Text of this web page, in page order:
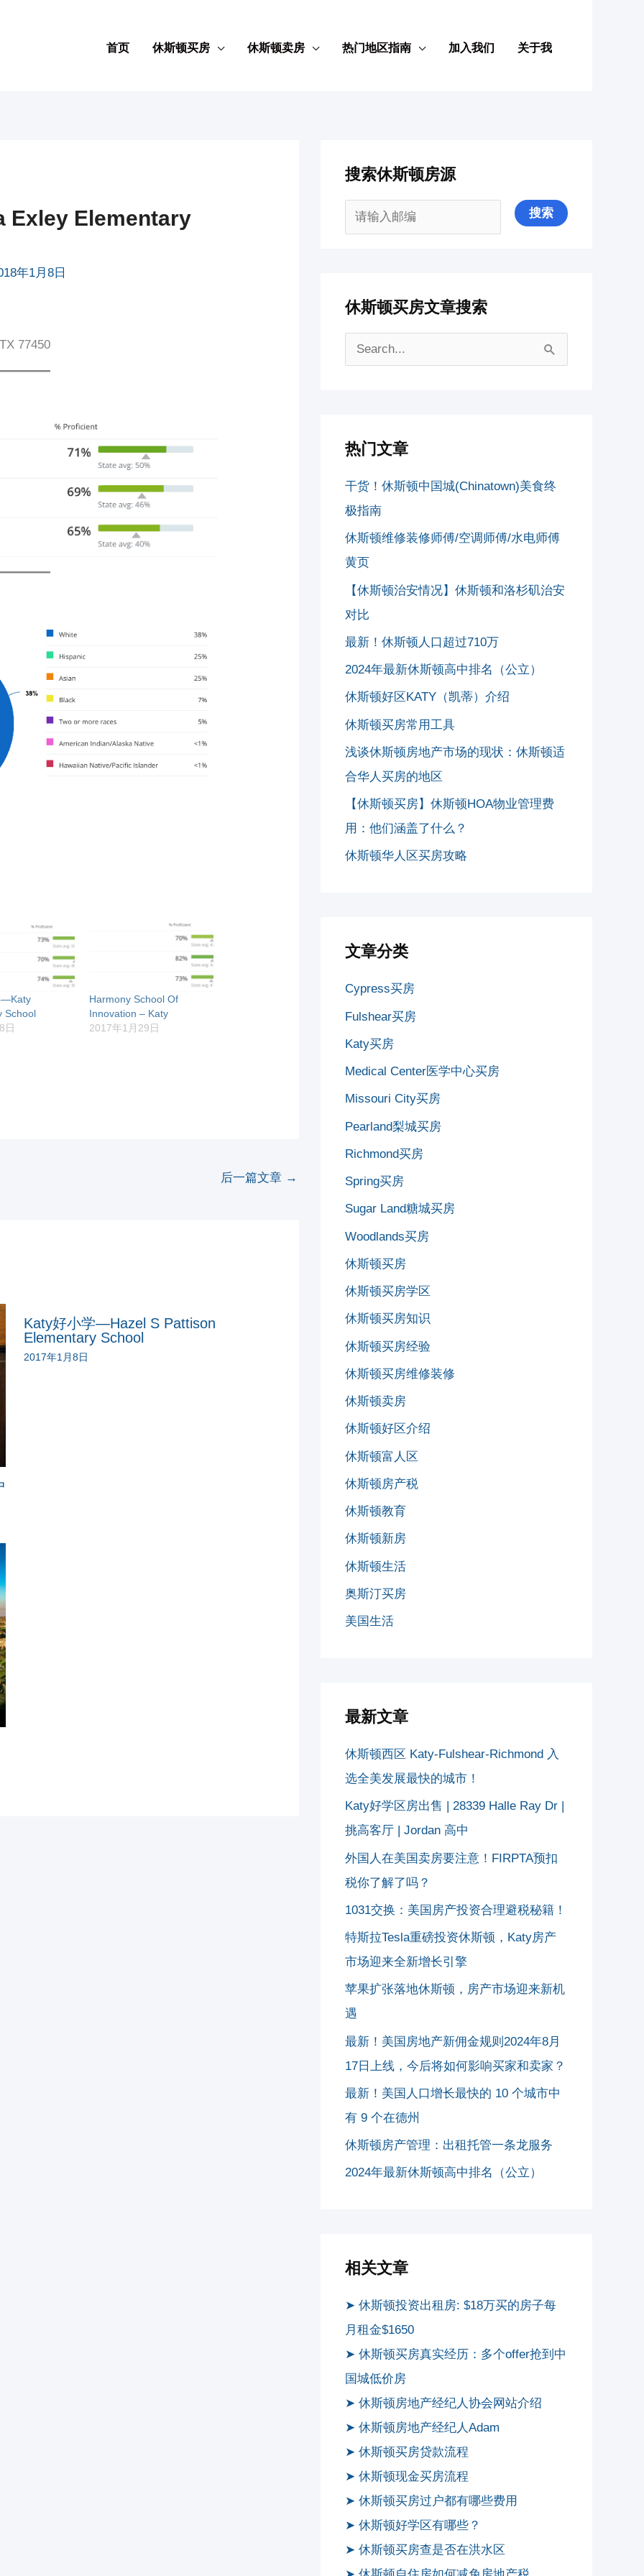
首页 休斯顿买房 休斯顿卖房 热门地区指南 加入我们 关于我
Exley Elementary
年1月8日
77450
—Katy
School
日
Harmony School Of
Innovation – Katy
2017年1月29日
后一篇文章 →
Katy好小学—Hazel S Pattison
Elementary School
2017年1月8日
搜索休斯顿房源
休斯顿买房文章搜索
热门文章
干货！休斯顿中国城(Chinatown)美食终
极指南
休斯顿维修装修师傅/空调师傅/水电师傅
黄页
【休斯顿治安情况】休斯顿和洛杉矶治安
对比
最新！休斯顿人口超过710万
2024年最新休斯顿高中排名（公立）
休斯顿好区KATY（凯蒂）介绍
休斯顿买房常用工具
浅谈休斯顿房地产市场的现状：休斯顿适
合华人买房的地区
【休斯顿买房】休斯顿HOA物业管理费
用：他们涵盖了什么？
休斯顿华人区买房攻略
文章分类
Cypress买房
Fulshear买房
Katy买房
Medical Center医学中心买房
Missouri City买房
Pearland梨城买房
Richmond买房
Spring买房
Sugar Land糖城买房
Woodlands买房
休斯顿买房
休斯顿买房学区
休斯顿买房知识
休斯顿买房经验
休斯顿买房维修装修
休斯顿卖房
休斯顿好区介绍
休斯顿富人区
休斯顿房产税
休斯顿教育
休斯顿新房
休斯顿生活
奥斯汀买房
美国生活
最新文章
休斯顿西区 Katy-Fulshear-Richmond 入
选全美发展最快的城市！
Katy好学区房出售 | 28339 Halle Ray Dr |
挑高客厅 | Jordan 高中
外国人在美国卖房要注意！FIRPTA预扣
税你了解了吗？
1031交换：美国房产投资合理避税秘籍！
特斯拉Tesla重磅投资休斯顿，Katy房产
市场迎来全新增长引擎
苹果扩张落地休斯顿，房产市场迎来新机
遇
最新！美国房地产新佣金规则2024年8月
17日上线，今后将如何影响买家和卖家？
最新！美国人口增长最快的 10 个城市中
有 9 个在德州
休斯顿房产管理：出租托管一条龙服务
2024年最新休斯顿高中排名（公立）
相关文章
➤ 休斯顿投资出租房: $18万买的房子每
月租金$1650
➤ 休斯顿买房真实经历：多个offer抢到中
国城低价房
➤ 休斯顿房地产经纪人协会网站介绍
➤ 休斯顿房地产经纪人Adam
➤ 休斯顿买房贷款流程
➤ 休斯顿现金买房流程
➤ 休斯顿买房过户都有哪些费用
➤ 休斯顿好学区有哪些？
➤ 休斯顿买房查是否在洪水区